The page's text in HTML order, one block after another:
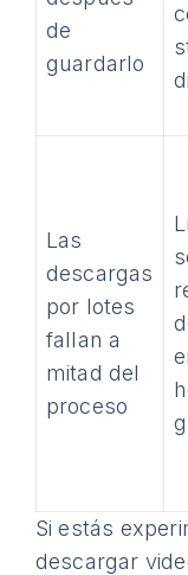
de
guardarlo
Las
descargas
por lotes
fallan a
mitad del
proceso
Si estás
descargar